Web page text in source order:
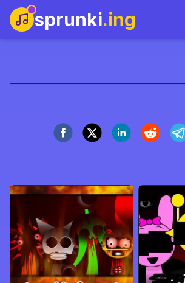
sprunki.ing
Zagraj teraz